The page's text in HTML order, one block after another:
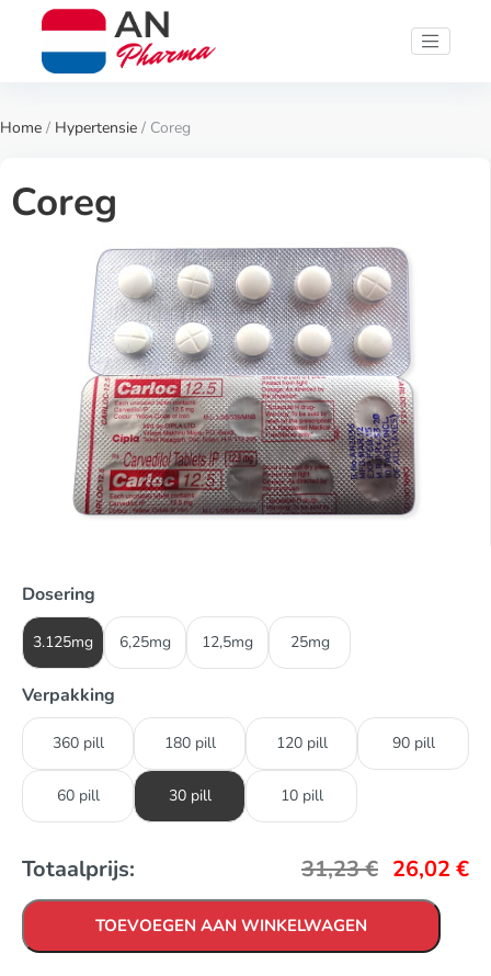
Home / Hypertensie / Coreg
Coreg
Dosering
3.125mg 6,25mg 12,5mg 25mg
Verpakking
360 pill 180 pill 120 pill 90 pill
60 pill 30 pill 10 pill
Totaalprijs: 31,23€ 26,02 €
TOEVOEGEN AAN WINKELWAGEN